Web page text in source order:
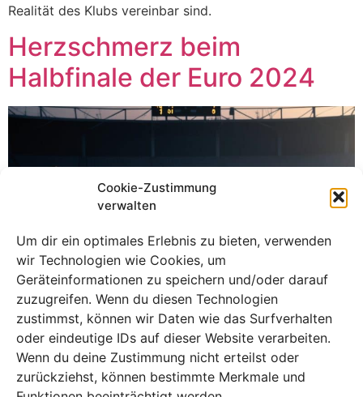
Cookie-Zustimmung
verwalten
Um dir ein optimales Erlebnis zu bieten, verwenden
wir Technologien wie Cookies, um
Geräteinformationen zu speichern und/oder darauf
zuzugreifen. Wenn du diesen Technologien
zustimmst, können wir Daten wie das Surfverhalten
oder eindeutige IDs auf dieser Website verarbeiten.
Wenn du deine Zustimmung nicht erteilst oder
zurückziehst, können bestimmte Merkmale und
Realität des Klubs vereinbar sind.
Herzschmerz beim
Halbfinale der Euro 2024
Das Halbfinale der Europameisterschaft 2024 zwischen
Deutschland und Spanien endete mit einer 1:2-